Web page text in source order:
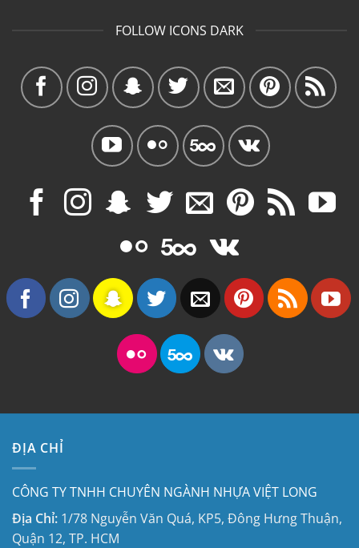
FOLLOW ICONS DARK
ĐỊA CHỈ
CÔNG TY TNHH CHUYÊN NGÀNH NHỰA VIỆT LONG
Địa Chỉ: 1/78 Nguyễn Văn Quá, KP5, Đông Hưng Thuận,
Quận 12, TP. HCM